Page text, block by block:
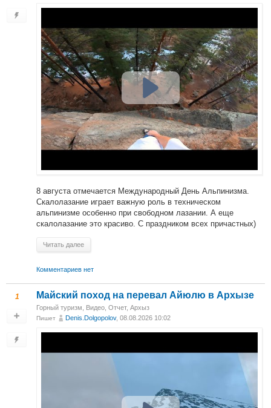
8 августа отмечается Международный День Альпинизма.
Скалолазание играет важную роль в техническом
альпинизме особенно при свободном лазании. А еще
скалолазание это красиво. С праздником всех причастных)
Читать далее
Комментариев нет
1 Майский поход на перевал Айюлю в Архызе
Горный туризм, Видео, Отчет, Архыз
Пишет Denis.Dolgopolov, 08.08.2026 10:02